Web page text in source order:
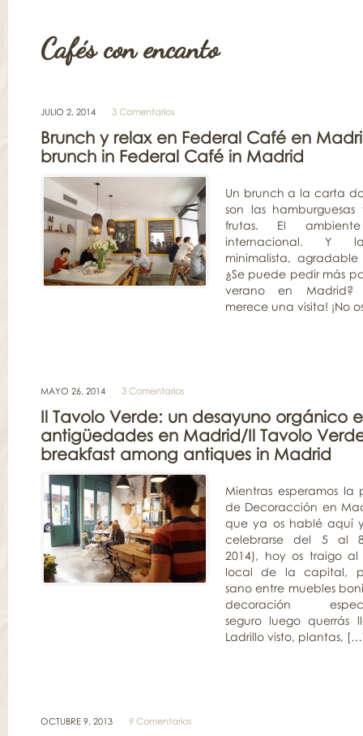
Cafés con encanto
JULIO 2, 2014 3 Comentarios
Brunch y relax en Federal Café en
brunch in Federal Café in Madrid
Un brunch a la carta
son las
frutas. El
internacional. Y
minimalista,
¿Se puede pedir más
verano en Madrid?
merece una visita! ¡No
MAYO 26, 2014 3 Comentarios
Il Tavolo Verde: un desayuno orgánico
antigüedades en Madrid/Il Tavolo
breakfast among antiques in Madrid
Mientras esperamos la
de Decoracción en
que ya os hablé aquí
celebrarse del 5 al
2014), hoy os traigo
local de la capital,
sano entre muebles
decoración
seguro luego querrás
Ladrillo visto, plantas,
OCTUBRE 9, 2013 9 Comentarios